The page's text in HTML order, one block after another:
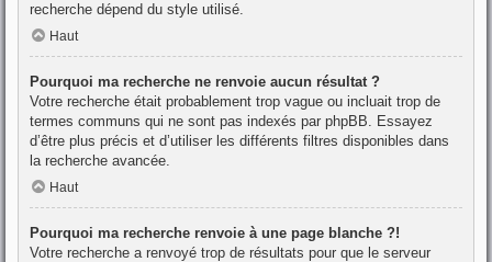
recherche dépend du style utilisé.
Haut
Pourquoi ma recherche ne renvoie aucun résultat ?
Votre recherche était probablement trop vague ou incluait trop de
termes communs qui ne sont pas indexés par phpBB. Essayez
d’être plus précis et d’utiliser les différents filtres disponibles dans
la recherche avancée.
Haut
Pourquoi ma recherche renvoie à une page blanche ?!
Votre recherche a renvoyé trop de résultats pour que le serveur